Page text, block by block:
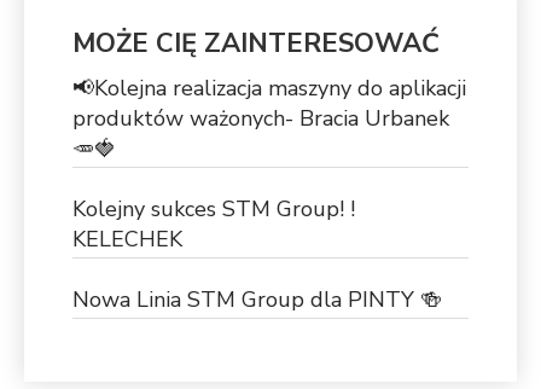
MOŻE CIĘ ZAINTERESOWAĆ
📢Kolejna realizacja maszyny do aplikacji
produktów ważonych- Bracia Urbanek
🥕🍓
Kolejny sukces STM Group! !
KELECHEK
Nowa Linia STM Group dla PINTY 🍻